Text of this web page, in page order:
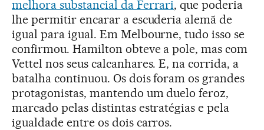
melhora substancial da Ferrari, que poderia
lhe permitir encarar a escuderia alemã de
igual para igual. Em Melbourne, tudo isso se
confirmou. Hamilton obteve a pole, mas com
Vettel nos seus calcanhares. E, na corrida, a
batalha continuou. Os dois foram os grandes
protagonistas, mantendo um duelo feroz,
marcado pelas distintas estratégias e pela
igualdade entre os dois carros.